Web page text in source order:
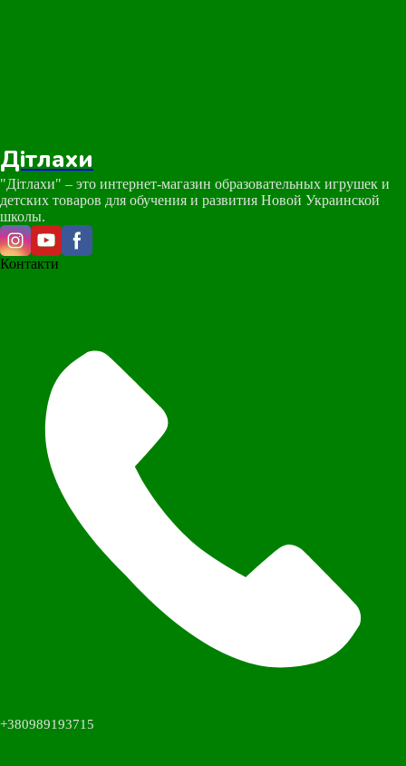
Дітлахи
"Дітлахи" – это интернет-магазин образовательных игрушек и
детских товаров для обучения и развития Новой Украинской
школы.
Контакти
+380989193715